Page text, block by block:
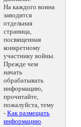
На каждого воина
заводится
отдельная
страница,
посвященная
конкретному
участнику войны.
Прежде чем
начать
обрабатывать
информацию,
прочитайте,
пожалуйста, тему
- Как размещать
информацию.